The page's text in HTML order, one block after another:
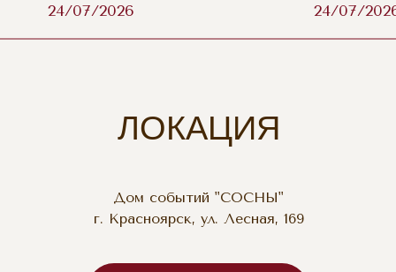
24/07/2026 24/07/
Дом событий "СОСНЫ"
г. Красноярск, ул. Лесная, 169
ЛОКАЦИЯ